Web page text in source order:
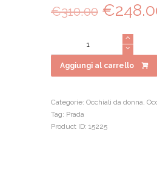
€310.00 Il
prezzo
originale
era:
€310.00.
€
quantità
Aggiungi al carrello
Categorie: Occhiali da donna,
Tag: Prada
Product ID: 15225